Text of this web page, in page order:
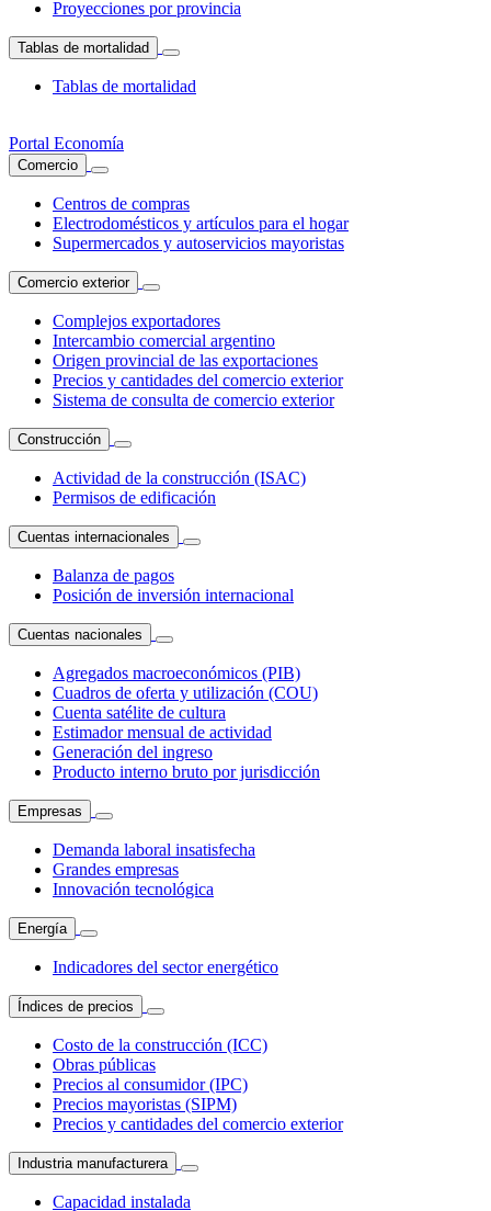
Proyecciones por provincia
Tablas de mortalidad
Tablas de mortalidad
Portal Economía
Comercio
Centros de compras
Electrodomésticos y artículos para el hogar
Supermercados y autoservicios mayoristas
Comercio exterior
Complejos exportadores
Intercambio comercial argentino
Origen provincial de las exportaciones
Precios y cantidades del comercio exterior
Sistema de consulta de comercio exterior
Construcción
Actividad de la construcción (ISAC)
Permisos de edificación
Cuentas internacionales
Balanza de pagos
Posición de inversión internacional
Cuentas nacionales
Agregados macroeconómicos (PIB)
Cuadros de oferta y utilización (COU)
Cuenta satélite de cultura
Estimador mensual de actividad
Generación del ingreso
Producto interno bruto por jurisdicción
Empresas
Demanda laboral insatisfecha
Grandes empresas
Innovación tecnológica
Energía
Indicadores del sector energético
Índices de precios
Costo de la construcción (ICC)
Obras públicas
Precios al consumidor (IPC)
Precios mayoristas (SIPM)
Precios y cantidades del comercio exterior
Industria manufacturera
Capacidad instalada